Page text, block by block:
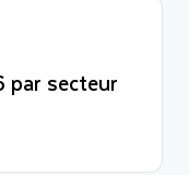
par secteur